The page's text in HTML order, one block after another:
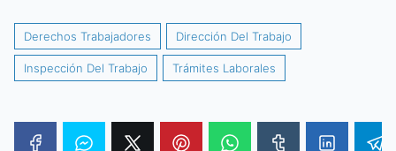
Derechos Trabajadores Dirección Del Trabajo
Inspección Del Trabajo Trámites Laborales